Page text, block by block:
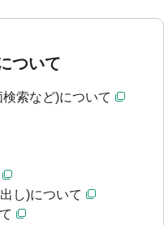
ついて
索など)について
し)について